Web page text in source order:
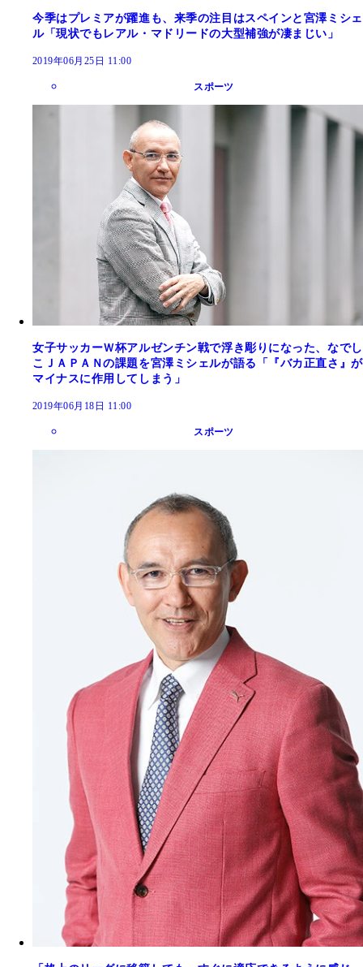
今季はプレミアが躍進も、来季の注目はスペインと宮澤ミシェ
ル「現状でもレアル・マドリードの大型補強が凄まじい」
2019年06月25日 11:00
スポーツ
女子サッカーＷ杯アルゼンチン戦で浮き彫りになった、なでし
こＪＡＰＡＮの課題を宮澤ミシェルが語る「『バカ正直さ』が
マイナスに作用してしまう」
2019年06月18日 11:00
スポーツ